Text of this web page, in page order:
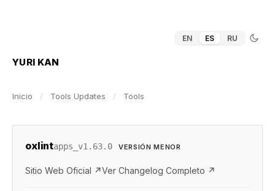
EN ES RU
YURI KAN
Inicio / Tools Updates / Tools
oxlintapps_v1.63.0 VERSIÓN MENOR
Sitio Web Oficial ↗Ver Changelog Completo ↗